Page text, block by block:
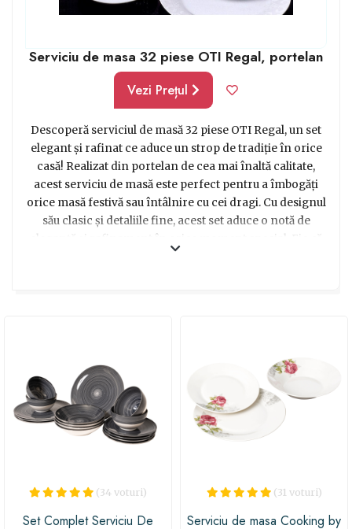
Serviciu de masa 32 piese OTI Regal, portelan
Vezi Prețul
Descoperă serviciul de masă 32 piese OTI Regal, un set
elegant și rafinat ce aduce un strop de tradiție în orice
casă! Realizat din portelan de cea mai înaltă calitate,
acest serviciu de masă este perfect pentru a îmbogăți
orice masă festivă sau întâlnire cu cei dragi. Cu designul
său clasic și detaliile fine, acest set aduce o notă de
eleganță și rafinament în orice moment special. Fie că
într-o experiență de neuitat!
(34 voturi)
Set Complet Serviciu De
(31 voturi)
Serviciu de masa Cooking by